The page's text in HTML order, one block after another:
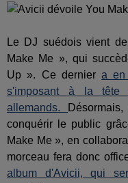
Le DJ suédois vient
Make Me », qui
Up ». Ce derniera en
s'imposant à la tête
allemands.
conquérir le public
Make Me », en
morceau fera donc
album d'Avicii, qui